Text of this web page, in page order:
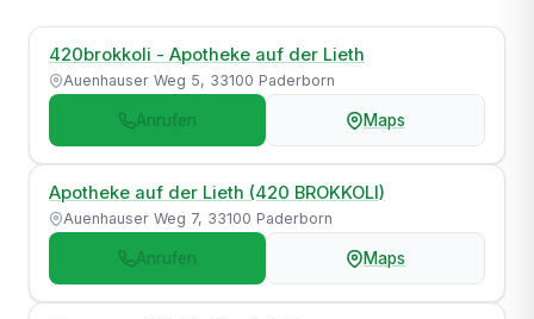
420brokkoli - Apotheke auf der Lieth
Auenhauser Weg 5, 33100 Paderborn
Anrufen Maps
Apotheke auf der Lieth (420 BROKKOLI)
Auenhauser Weg 7, 33100 Paderborn
Anrufen Maps